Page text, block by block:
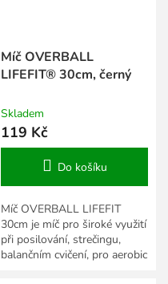
Míč OVERBALL
LIFEFIT® 30cm, černý
Skladem
119 Kč
Do košíku
Míč OVERBALL LIFEFIT
30cm je míč pro široké využití
při posilování, strečingu,
balančním cvičení, pro aerobic